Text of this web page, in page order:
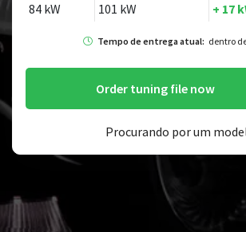
84 kW
101 kW + 17
Tempo de entrega atual: dentro
Order tuning file now
Procurando por um